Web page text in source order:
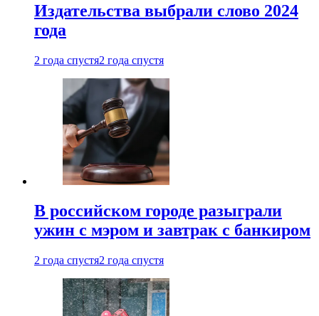
Издательства выбрали слово 2024
года
2 года спустя2 года спустя
В российском городе разыграли
ужин с мэром и завтрак с банкиром
2 года спустя2 года спустя